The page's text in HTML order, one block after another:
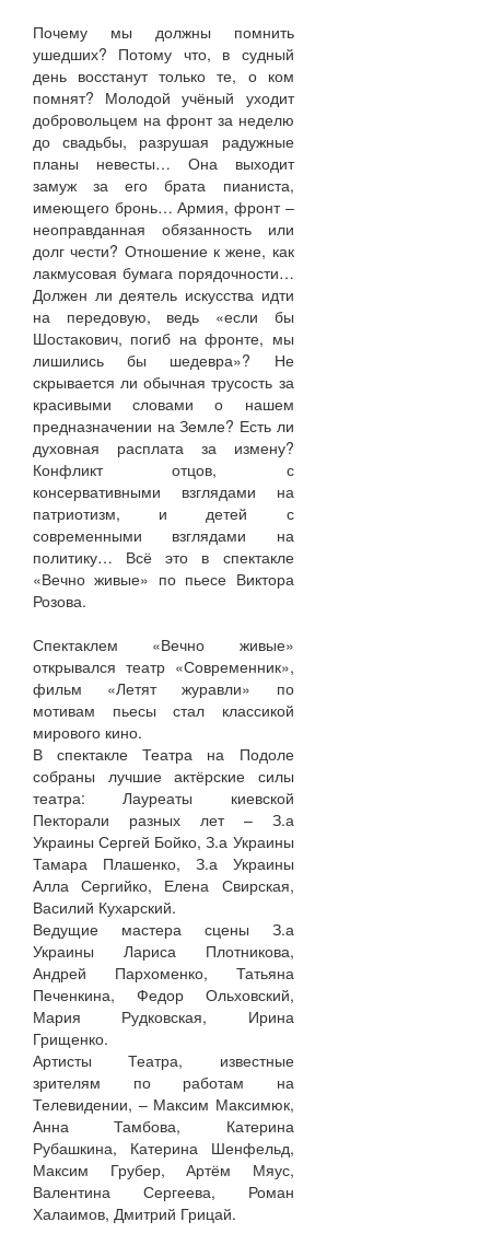
Почему мы должны помнить
ушедших? Потому что, в судный
день восстанут только те, о ком
помнят? Молодой учёный уходит
добровольцем на фронт за неделю
до свадьбы, разрушая радужные
планы невесты… Она выходит
замуж за его брата пианиста,
имеющего бронь… Армия, фронт –
неоправданная обязанность или
долг чести? Отношение к жене, как
лакмусовая бумага порядочности…
Должен ли деятель искусства идти
на передовую, ведь «если бы
Шостакович, погиб на фронте, мы
лишились бы шедевра»? Не
скрывается ли обычная трусость за
красивыми словами о нашем
предназначении на Земле? Есть ли
духовная расплата за измену?
Конфликт отцов, с
консервативными взглядами на
патриотизм, и детей с
современными взглядами на
политику… Всё это в спектакле
«Вечно живые» по пьесе Виктора
Спектаклем «Вечно живые»
открывался театр «Современник»,
фильм «Летят журавли» по
мотивам пьесы стал классикой
мирового кино.
В спектакле Театра на Подоле
собраны лучшие актёрские силы
театра: Лауреаты киевской
Пекторали разных лет – З.а
Украины Сергей Бойко, З.а Украины
Тамара Плашенко, З.а Украины
Алла Сергийко, Елена Свирская,
Василий Кухарский.
Ведущие мастера сцены З.а
Украины Лариса Плотникова,
Андрей Пархоменко, Татьяна
Печенкина, Федор Ольховский,
Мария Рудковская, Ирина
Грищенко.
Артисты Театра, известные
зрителям по работам на
Телевидении, – Максим Максимюк,
Анна Тамбова, Катерина
Рубашкина, Катерина Шенфельд,
Максим Грубер, Артём Мяус,
Валентина Сергеева, Роман
Халаимов, Дмитрий Грицай.